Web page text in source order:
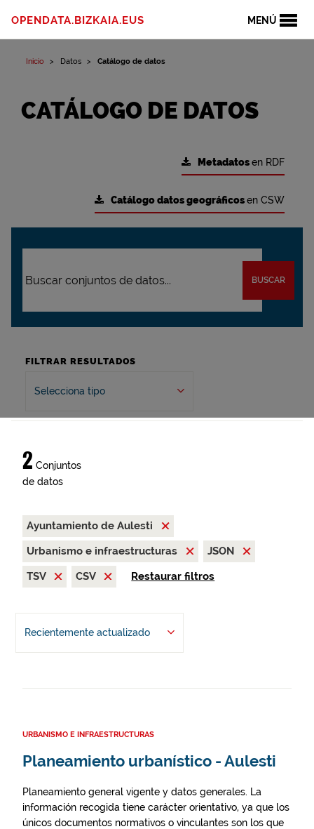
MENÚ
OPENDATA.BIZKAIA.EUS
Inicio Datos Catálogo de datos
CATÁLOGO DE DATOS
Metadatosen RDF
Catálogo datos geográficosen CSW
BUSCAR
FILTRAR RESULTADOS
Selecciona tipo
2 Conjuntos
de datos
Ayuntamiento de Aulesti
Urbanismo e infraestructuras
JSON
TSV
CSV Restaurar filtros
Recientemente actualizado
URBANISMO E INFRAESTRUCTURAS
Planeamiento urbanístico - Aulesti
Planeamiento general vigente y datos generales. La
información recogida tiene carácter orientativo, ya que los
únicos documentos normativos o vinculantes son los que